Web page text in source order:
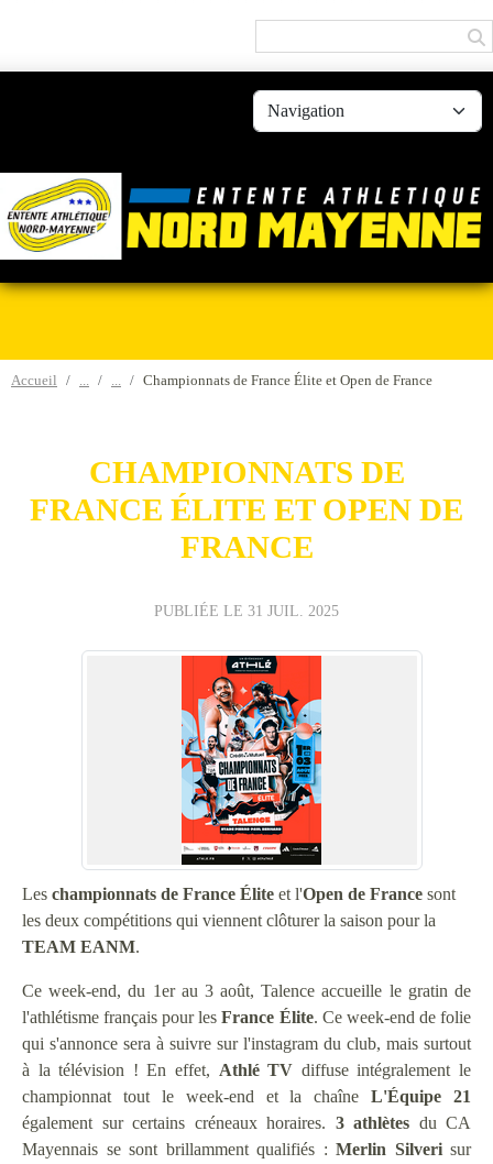
Accueil Championnats de France Élite et Open de France
CHAMPIONNATS DE
FRANCE ÉLITE ET OPEN DE
FRANCE
PUBLIÉE LE 31 JUIL. 2025
Les championnats de France Élite et l'Open de France sont
les deux compétitions qui viennent clôturer la saison pour la
TEAM EANM.
Ce week-end, du 1er au 3 août, Talence accueille le gratin de
l'athlétisme français pour lesFrance Élite. Ce week-end de folie
qui s'annonce sera à suivre sur l'instagram du club, mais surtout
à la télévision ! En effet, Athlé TV diffuse intégralement le
championnat tout le week-end et la chaîneL'Équipe 21
également sur certains créneaux horaires. 3 athlètes du CA
Mayennais se sont brillamment qualifiés : Merlin Silverisur